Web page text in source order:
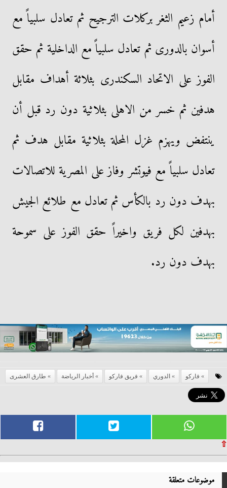
أمام زعيم الثغر بركلات الترجيح ثم تعادل سلبياً مع
أسوان بالدورى ثم تعادل سلبياً مع الداخلية ثم حقق
الفوز على الاتحاد السكندرى بثلاثة أهداف مقابل
هدفين ثم خسر من الاهلى بثلاثية دون رد قبل أن
ينتفض ويهزم غزل المحلة بثلاثية مقابل هدف ثم
تعادل سلبياً مع فيوتشر وفاز على المصرية للاتصالات
بهدف دون رد بالكأس ثم تعادل مع طلائع الجيش
بهدفين لكل فريق واخيراً حقق الفوز على سموحة
بهدف دون رد.
فاركو الدوري فريق فاركو أخبار الرياضة طارق العشرى
⇧
موضوعات متعلقة